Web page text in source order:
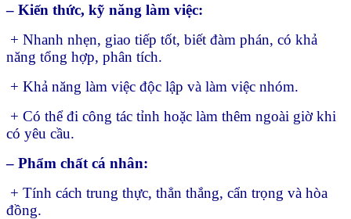
– Kiến thức, kỹ năng làm việc:
+ Nhanh nhẹn, giao tiếp tốt, biết đàm phán, có khả
năng tổng hợp, phân tích.
+ Khả năng làm việc độc lập và làm việc nhóm.
+ Có thể đi công tác tỉnh hoặc làm thêm ngoài giờ khi
có yêu cầu.
– Phẩm chất cá nhân:
+ Tính cách trung thực, thẳn thắng, cẩn trọng và hòa
đồng.